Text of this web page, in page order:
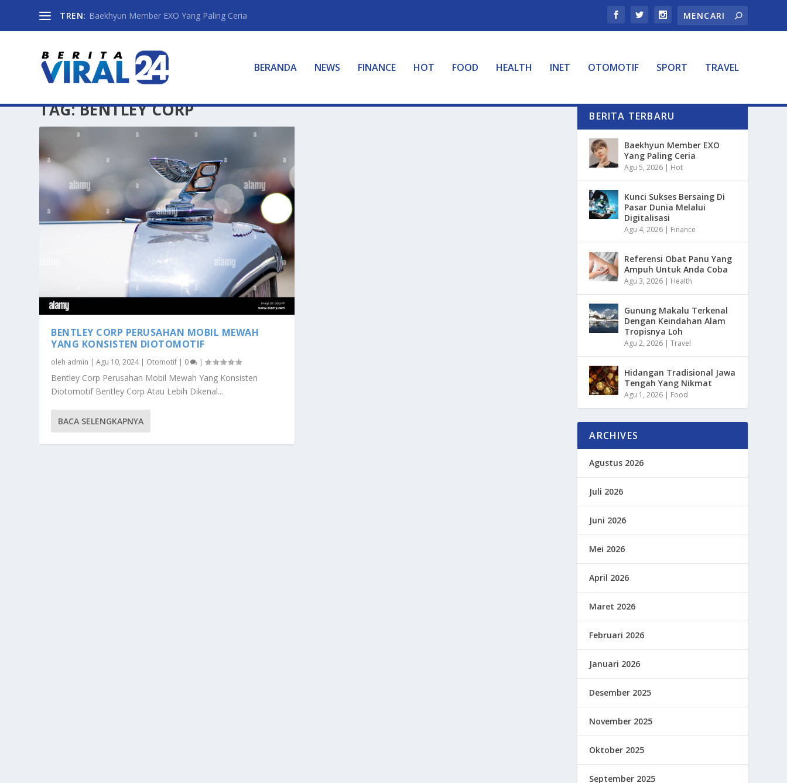
TREN: Baekhyun Member EXO Yang Paling Ceria
BERANDA NEWS FINANCE HOT FOOD HEALTH INET OTOMOTIF SPORT TRAVEL
TAG:BENTLEY CORP
BENTLEY CORP PERUSAHAN MOBIL MEWAH
YANG KONSISTEN DIOTOMOTIF
oleh admin |Agu 10, 2024| Otomotif | 0 |
Bentley Corp Perusahan Mobil Mewah Yang Konsisten
Diotomotif Bentley Corp Atau Lebih Dikenal...
BACA SELENGKAPNYA
BERITA TERBARU
Baekhyun Member EXO
Yang Paling Ceria
Agu 5, 2026 | Hot
Kunci Sukses Bersaing Di
Pasar Dunia Melalui
Digitalisasi
Agu 4, 2026 | Finance
Referensi Obat Panu Yang
Ampuh Untuk Anda Coba
Agu 3, 2026 | Health
Gunung Makalu Terkenal
Dengan Keindahan Alam
Tropisnya Loh
Agu 2, 2026 |Travel
Hidangan Tradisional Jawa
Tengah Yang Nikmat
Agu 1, 2026 | Food
ARCHIVES
Agustus 2026
Juli 2026
Juni 2026
Mei 2026
April 2026
Maret 2026
Februari 2026
Januari 2026
Desember 2025
November 2025
Oktober 2025
September 2025